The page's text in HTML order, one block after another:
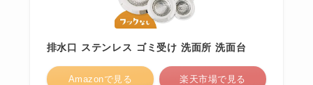
排水口 ステンレス ゴミ受け 洗面所 洗面台
Amazonで見る 楽天市場で見る